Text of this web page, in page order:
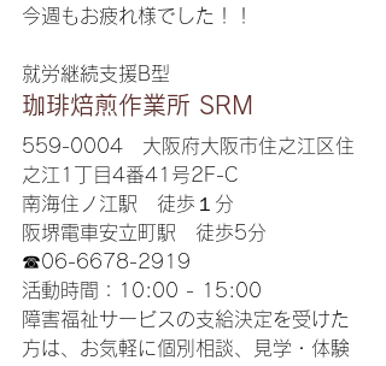
今週もお疲れ様でした！！
就労継続支援B型
珈琲焙煎作業所 SRM
559-0004　大阪府大阪市住之江区住
之江1丁目4番41号2F-C
南海住ノ江駅　徒歩１分
阪堺電車安立町駅　徒歩5分
☎06-6678-2919
活動時間：10:00 - 15:00
障害福祉サービスの支給決定を受けた
方は、お気軽に個別相談、見学・体験